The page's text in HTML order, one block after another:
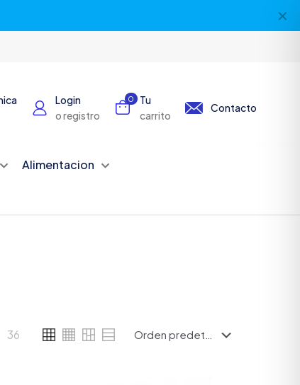
✕
Login
o registro
0
Tu
carrito
Contacto
Alimentacion
36